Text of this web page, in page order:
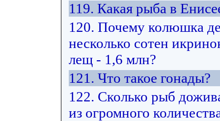
119. Какая рыба в
120. Почему колюшка
несколько сотен
лещ - 1,6 млн?
121. Что такое гонады?
122. Сколько рыб
из огромного